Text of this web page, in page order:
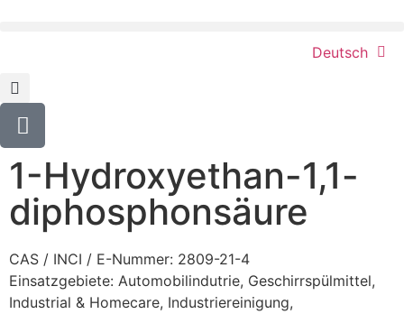
Deutsch
1-Hydroxyethan-1,1-
diphosphonsäure
CAS / INCI / E-Nummer: 2809-21-4
Einsatzgebiete: Automobilindutrie, Geschirrspülmittel,
Industrial & Homecare, Industriereinigung,